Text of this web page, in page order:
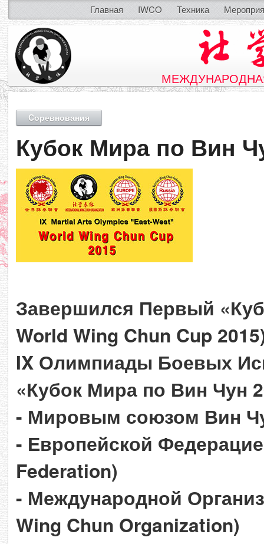
Главная IWCO Техника
Cоревнования
Кубок Мира по Вин
Завершился Первый
World Wing Chun Cup
IX Олимпиады Боевых
«Кубок Мира по Вин Чун
- Мировым союзом Вин
- Европейской
Federation)
- Международной
Wing Chun Organization)